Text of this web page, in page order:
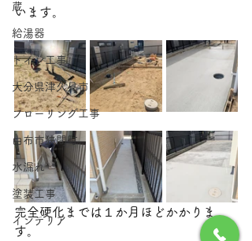
蔵
給湯器
トイレ工事
大分県津久見市
フローリング工事
由布市狭間町
水漏れ
塗装工事
インテリア
います。
完全硬化までは１か月ほどかかりま
す。